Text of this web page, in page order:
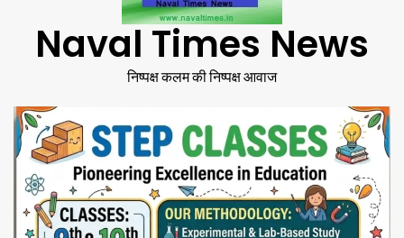
Naval Times News
निष्पक्ष कलम की निष्पक्ष आवाज